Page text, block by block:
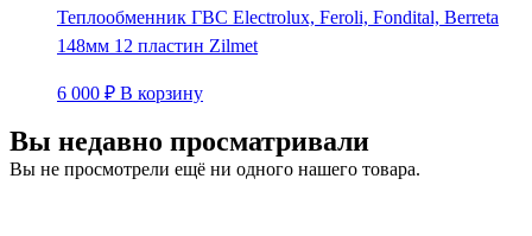
Теплообменник ГВС Electrolux, Feroli, Fondital, Berreta
148мм 12 пластин Zilmet
6 000 ₽ В корзину
Вы недавно просматривали
Вы не просмотрели ещё ни одного нашего товара.